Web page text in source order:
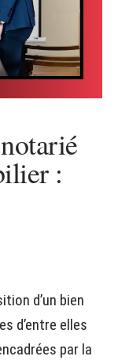
:
d’un bien
d’entre elles
par la